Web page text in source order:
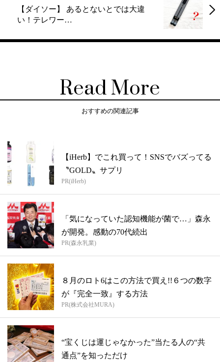
【ダイソー】 あるとないとでは大違
い！テレワー…
Read More
おすすめの関連記事
【iHerb】でこれ買って！SNSでバズってる
〝GOLD〟サプリ
PR(iHerb)
「気になっていた認知機能が菌で…」森永
が開発。感動の70代続出
PR(森永乳業)
８月のロト6はこの方法で買え!!６つの数字
が『完全一致』する方法
PR(株式会社MURA)
“宝くじは運じゃなかった”当たる人の“共
通点”を知っただけ